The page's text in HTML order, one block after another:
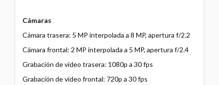
Cámaras
Cámara trasera: 5 MP interpolada a 8 MP, apertura f/2.2
Cámara frontal: 2 MP interpolada a 5 MP, apertura f/2.4
Grabación de vídeo trasera: 1080p a 30 fps
Grabación de vídeo frontal: 720p a 30 fps